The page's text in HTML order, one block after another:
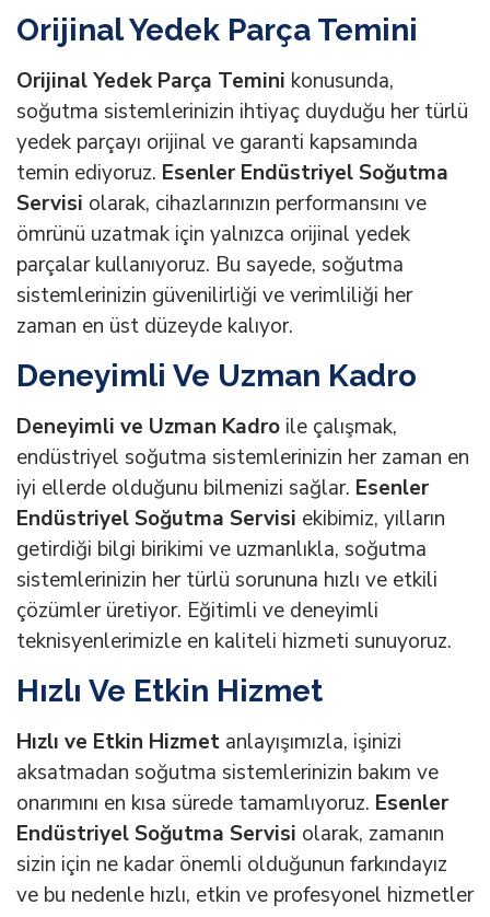
Orijinal Yedek Parça Temini
Orijinal Yedek Parça Temini konusunda,
soğutma sistemlerinizin ihtiyaç duyduğu her türlü
yedek parçayı orijinal ve garanti kapsamında
temin ediyoruz. Esenler Endüstriyel Soğutma
Servisi olarak, cihazlarınızın performansını ve
ömrünü uzatmak için yalnızca orijinal yedek
parçalar kullanıyoruz. Bu sayede, soğutma
sistemlerinizin güvenilirliği ve verimliliği her
zaman en üst düzeyde kalıyor.
Deneyimli Ve Uzman Kadro
Deneyimli ve Uzman Kadro ile çalışmak,
endüstriyel soğutma sistemlerinizin her zaman en
iyi ellerde olduğunu bilmenizi sağlar. Esenler
Endüstriyel Soğutma Servisi ekibimiz, yılların
getirdiği bilgi birikimi ve uzmanlıkla, soğutma
sistemlerinizin her türlü sorununa hızlı ve etkili
çözümler üretiyor. Eğitimli ve deneyimli
teknisyenlerimizle en kaliteli hizmeti sunuyoruz.
Hızlı Ve Etkin Hizmet
Hızlı ve Etkin Hizmet anlayışımızla, işinizi
aksatmadan soğutma sistemlerinizin bakım ve
onarımını en kısa sürede tamamlıyoruz. Esenler
Endüstriyel Soğutma Servisi olarak, zamanın
sizin için ne kadar önemli olduğunun farkındayız
ve bu nedenle hızlı, etkin ve profesyonel hizmetler